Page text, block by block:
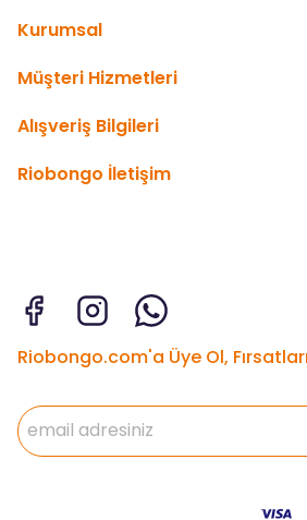
Kurumsal
Müşteri Hizmetleri
Alışveriş Bilgileri
Riobongo İletişim
Riobongo.com'a Üye Ol,